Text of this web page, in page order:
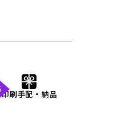
印刷手配・納品